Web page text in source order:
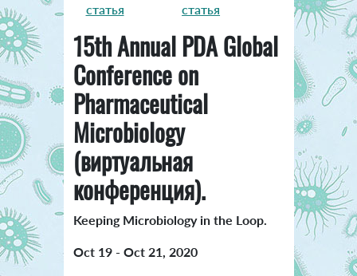
статья
статья
15th Annual PDA Global
Conference on
Pharmaceutical
Microbiology
(виртуальная
конференция).
Keeping Microbiology in the Loop.
Oct 19 - Oct 21, 2020